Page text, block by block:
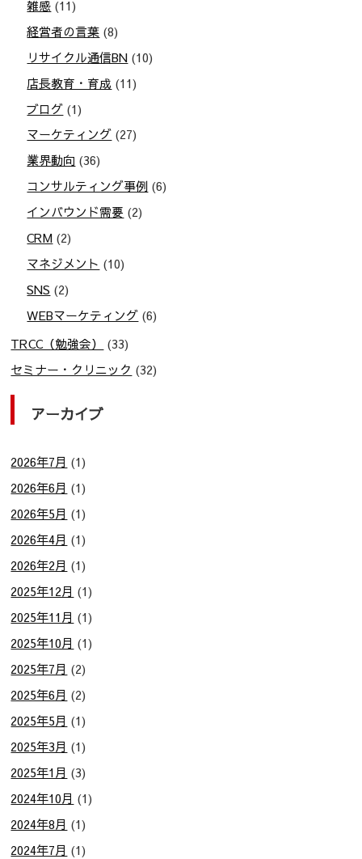
雑感 (11)
経営者の言葉 (8)
リサイクル通信BN (10)
店長教育・育成 (11)
ブログ (1)
マーケティング (27)
業界動向 (36)
コンサルティング事例 (6)
インバウンド需要 (2)
CRM (2)
マネジメント (10)
SNS (2)
WEBマーケティング (6)
TRCC（勉強会）
(33)
セミナー・クリニック (32)
アーカイブ
2026年7月 (1)
2026年6月 (1)
2026年5月 (1)
2026年4月 (1)
2026年2月 (1)
2025年12月 (1)
2025年11月 (1)
2025年10月 (1)
2025年7月 (2)
2025年6月 (2)
2025年5月 (1)
2025年3月 (1)
2025年1月 (3)
2024年10月 (1)
2024年8月 (1)
2024年7月 (1)